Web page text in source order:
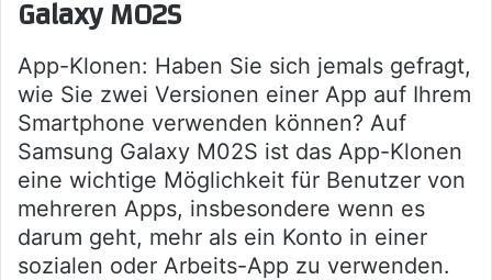
Galaxy M02S
App-Klonen: Haben Sie sich jemals gefragt,
wie Sie zwei Versionen einer App auf Ihrem
Smartphone verwenden können? Auf
Samsung Galaxy M02S ist das App-Klonen
eine wichtige Möglichkeit für Benutzer von
mehreren Apps, insbesondere wenn es
darum geht, mehr als ein Konto in einer
sozialen oder Arbeits-App zu verwenden.